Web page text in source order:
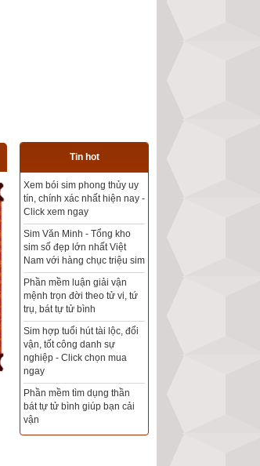
Tin hot
Tổng kho sim phong thủy -
Sim hợp tuổi - Sim hợp
Xem bói sim phong thủy
theo khoa học tử vi, tứ trụ
chính xác nhất
Mua sim Thần tài, Thần tài
theo bạn! Giao sim miễn phí
Xem ngày đẹp - chọn ngày
tốt khởi sự theo kinh dịch
chính xác nhất
Tổng Kho Sim Năm sinh 0x -
9x - 8x -7x -6x giá rẻ nhất thị
trường - Click xem ngay